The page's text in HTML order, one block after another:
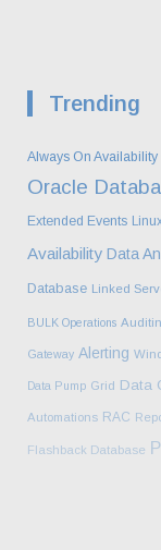
Trending
Always On
Oracle
Extended Events
Availability Data
Database Linked
BULK Operations
Gateway Alerting
Data Pump Grid Data
Automations RAC
Flashback Database